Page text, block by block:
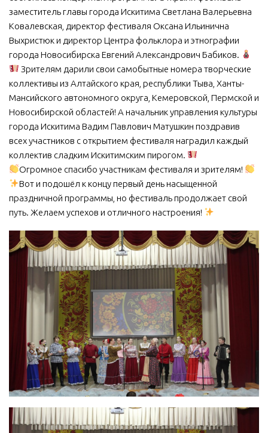
Афиша
Независимая оценка качества
Контакты
заместитель главы города Искитима Светлана Валерьевна
Ковалевская, директор фестиваля Оксана Ильинична
Выхристюк и директор Центра фольклора и этнографии
города Новосибирска Евгений Александрович Бабиков.
Зрителям дарили свои самобытные номера творческие
коллективы из Алтайского края, республики Тыва, Ханты-
Мансийского автономного округа, Кемеровской, Пермской и
Новосибирской областей! А начальник управления культуры
города Искитима Вадим Павлович Матушкин поздравив
всех участников с открытием фестиваля наградил каждый
коллектив сладким Искитимским пирогом.
Огромное спасибо участникам фестиваля и зрителям!
Вот и подошёл к концу первый день насыщенной
праздничной программы, но фестиваль продолжает свой
путь. Желаем успехов и отличного настроения!